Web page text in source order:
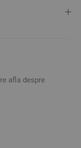
afla despre